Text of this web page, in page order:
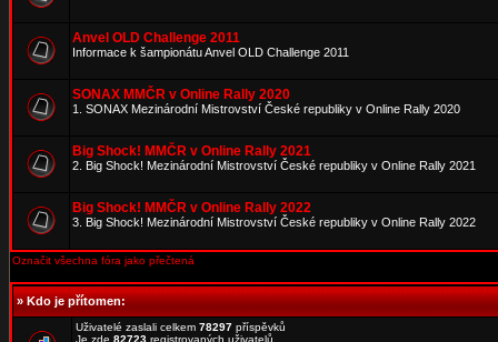
Anvel OLD Challenge 2011
Informace k šampionátu Anvel OLD Challenge 2011
SONAX MMČR v Online Rally 2020
1. SONAX Mezinárodní Mistrovství České republiky v Online Rally 2020
Big Shock! MMČR v Online Rally 2021
2. Big Shock! Mezinárodní Mistrovství České republiky v Online Rally 2021
Big Shock! MMČR v Online Rally 2022
3. Big Shock! Mezinárodní Mistrovství České republiky v Online Rally 2022
Označit všechna fóra jako přečtená
»Kdo je přítomen:
Uživatelé zaslali celkem 78297 příspěvků
Je zde 82723 registrovaných uživatelů